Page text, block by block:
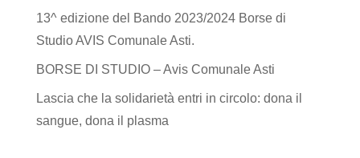
13^ edizione del Bando 2023/2024 Borse di
Studio AVIS Comunale Asti.
BORSE DI STUDIO – Avis Comunale Asti
Lascia che la solidarietà entri in circolo: dona il
sangue, dona il plasma